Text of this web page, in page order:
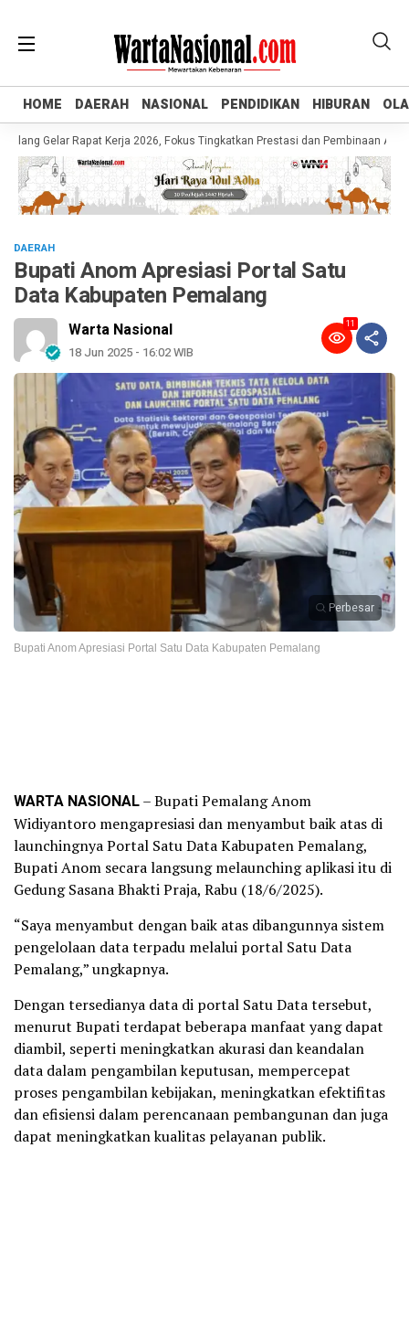
HOME DAERAH NASIONAL PENDIDIKAN HIBURAN
HOME DAERAH NASIONAL PENDIDIKAN HIBURAN
Gelar Rapat Kerja 2026, Fokus Tingkatkan Prestasi dan Pembinaan Atlet
DAERAH
Bupati Anom Apresiasi Portal Satu
Data Kabupaten Pemalang
Warta Nasional
18 Jun 2025 - 16:02 WIB
11
Perbesar
Bupati Anom Apresiasi Portal Satu Data Kabupaten Pemalang
WARTA NASIONAL– Bupati Pemalang Anom
Widiyantoro mengapresiasi dan menyambut baik atas di
launchingnya Portal Satu Data Kabupaten Pemalang,
Bupati Anom secara langsung melaunching aplikasi itu di
Gedung Sasana Bhakti Praja, Rabu (18/6/2025).
“Saya menyambut dengan baik atas dibangunnya sistem
pengelolaan data terpadu melalui portal Satu Data
Pemalang,” ungkapnya.
Dengan tersedianya data di portal Satu Data tersebut,
menurut Bupati terdapat beberapa manfaat yang dapat
diambil, seperti meningkatkan akurasi dan keandalan
data dalam pengambilan keputusan, mempercepat
proses pengambilan kebijakan, meningkatkan efektifitas
dan efisiensi dalam perencanaan pembangunan dan juga
dapat meningkatkan kualitas pelayanan publik.